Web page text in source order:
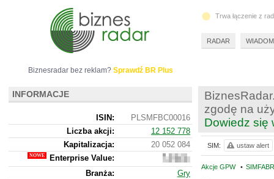
zgodę na
Dowiedz się
Akcje GPW •
SIM: ustaw alert
Biznesradar bez reklam? Sprawdź BR Plus
INFORMACJE
ISIN:
PLSMFBC00016
Liczba akcji:
12 152 778
Kapitalizacja:
20 052 084
Enterprise Value:
15
920
084
Branża:
Gry
Trwa łączenie z
RADAR